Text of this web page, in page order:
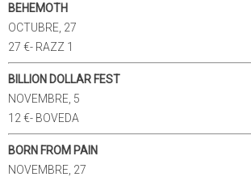
BEHEMOTH
OCTUBRE, 27
27 €- RAZZ 1
BILLION DOLLAR FEST
NOVEMBRE, 5
12 €- BOVEDA
BORN FROM PAIN
NOVEMBRE, 27